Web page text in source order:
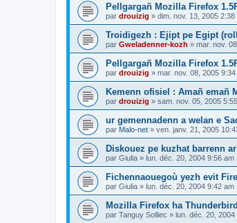
Pellgargañ Mozilla Firefox
par drouizig » dim. nov. 13, 2005 2:38
Troidigezh : Ejipt pe Egipt
par Gweladenner-kozh » mar. nov.
Pellgargañ Mozilla Firefox
par drouizig » mar. nov. 08, 2005 9:34
Kemenn ofisiel : Amañ emañ
par drouizig » sam. nov. 05, 2005
ur gemennadenn a welan e
par Malo-net » ven. janv. 21, 2005
Diskouez pe kuzhat barrenn
par Giulia » lun. déc. 20, 2004 9:56 am
Fichennaouegoù yezh evit
par Giulia » lun. déc. 20, 2004 9:42 am
Mozilla Firefox ha
par Tanguy Solliec » lun. déc. 20, 2004